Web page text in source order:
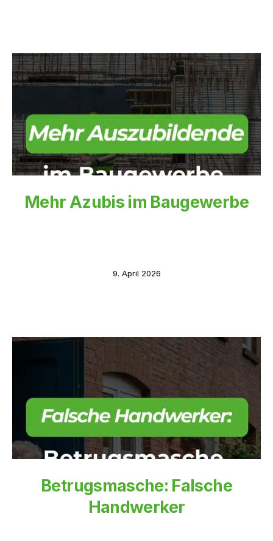
Mehr Azubis im Baugewerbe
9. April 2026
Betrugsmasche: Falsche
Handwerker